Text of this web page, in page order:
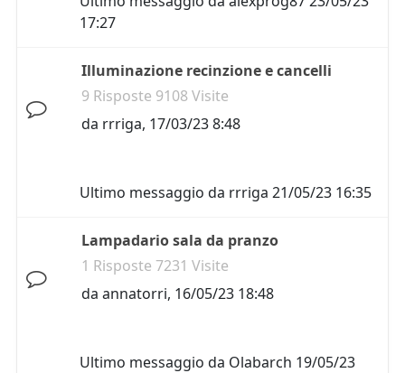
17:27
Illuminazione recinzione e cancelli
9 Risposte 9108 Visite
da rrriga, 17/03/23 8:48
Ultimo messaggio da rrriga 21/05/23 16:35
Lampadario sala da pranzo
1 Risposte 7231 Visite
da annatorri, 16/05/23 18:48
Ultimo messaggio da Olabarch 19/05/23